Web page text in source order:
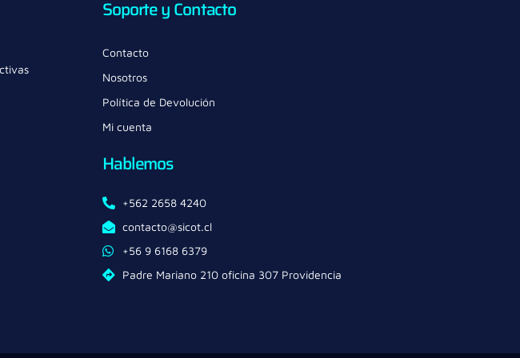
Soporte y Contacto
Contacto
Nosotros
Política de Devolución
Mi cuenta
Hablemos
+562 2658 4240
contacto@sicot.cl
+56 9 6168 6379
Padre Mariano 210 oficina 307 Providencia